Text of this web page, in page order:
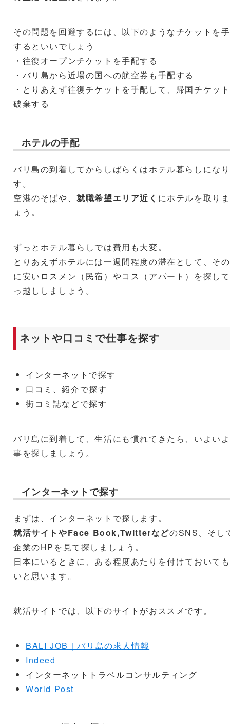
その問題を回避するには、以下のようなチケットを
するといいでしょう
・往復オープンチケットを手配する
・バリ島から近場の国への航空券も手配する
・とりあえず往復チケットを手配して、帰国チケッ
破棄する
ホテルの手配
バリ島の到着してからしばらくはホテル暮らしにな
す。
空港のそばや、就職希望エリア近く にホテルを取り
ょう。
ずっとホテル暮らしでは費用も大変。
とりあえずホテルには一週間程度の滞在として、そ
に安いロスメン（民宿）やコス（アパート）を探し
っ越ししましょう。
ネットや口コミで仕事を探す
インターネットで探す
口コミ、紹介で探す
街コミ誌などで探す
バリ島に到着して、生活にも慣れてきたら、いよい
事を探しましょう。
インターネットで探す
まずは、インターネットで探します。
就活サイトやFace Book,TwitterなどのSNS、そし
企業のHPを見て探しましょう。
日本にいるときに、ある程度あたりを付けておいて
いと思います。
就活サイトでは、以下のサイトがおススメです。
BALI JOB｜バリ島の求人情報
Indeed
インターネットトラベルコンサルティング
World Post